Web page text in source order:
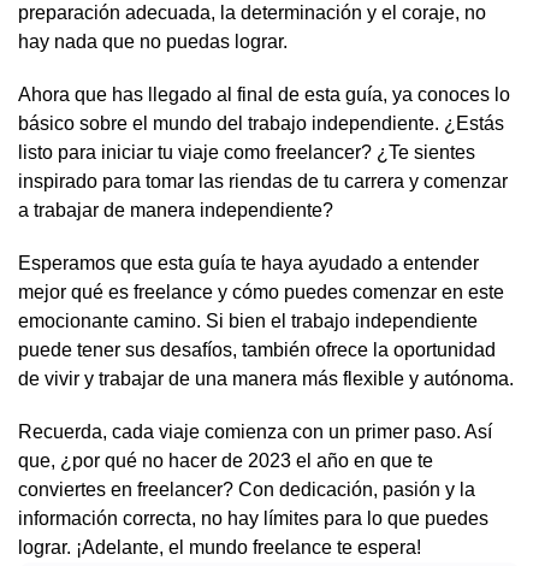
preparación adecuada, la determinación y el coraje, no
hay nada que no puedas lograr.
Ahora que has llegado al final de esta guía, ya conoces lo
básico sobre el mundo del trabajo independiente. ¿Estás
listo para iniciar tu viaje como freelancer? ¿Te sientes
inspirado para tomar las riendas de tu carrera y comenzar
a trabajar de manera independiente?
Esperamos que esta guía te haya ayudado a entender
mejor qué es freelance y cómo puedes comenzar en este
emocionante camino. Si bien el trabajo independiente
puede tener sus desafíos, también ofrece la oportunidad
de vivir y trabajar de una manera más flexible y autónoma.
Recuerda, cada viaje comienza con un primer paso. Así
que, ¿por qué no hacer de 2023 el año en que te
conviertes en freelancer? Con dedicación, pasión y la
información correcta, no hay límites para lo que puedes
lograr. ¡Adelante, el mundo freelance te espera!